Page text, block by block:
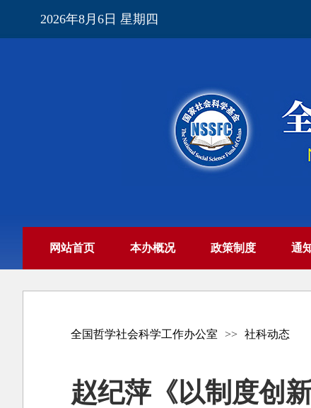
2026年8月6日 星期四
网站首页 本办概况 政策制度 通
全国哲学社会科学工作办公室 >> 社科动态
赵纪萍《以制度创